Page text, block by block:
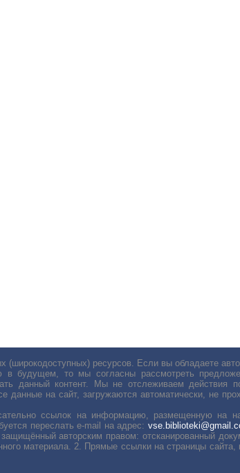
(широкодоступных) ресурсов. Если вы обладаете
будущем, то мы согласны рассмотреть
данный контент. Мы не отслеживаем действия
данные на сайт, загружаются автоматически, не
ссылок на информацию, размещенную на
переслать е-mail на адрес:
авторским правом: отсканированный
материала. 2. Прямые ссылки на страницы